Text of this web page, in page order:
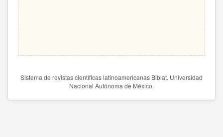
Sistema de revistas científicas latinoamericanas Biblat. Universidad
Nacional Autónoma de México.